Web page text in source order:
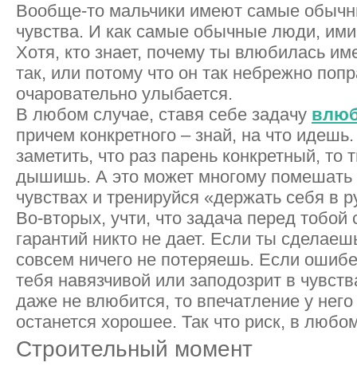
Вообще-то мальчики имеют самые
чувства. И как самые обычные люди, ими
Хотя, кто знает, почему ты влюбилась
так, или потому что он так небрежно
очаровательно улыбается.
В любом случае, ставя себе задачу
причем конкретного – знай, на что
заметить, что раз парень конкретный,
дышишь. А это может многому помешать
чувствах и тренируйся «держать себя в
Во-вторых, учти, что задача перед тобой
гарантий никто не дает. Если ты
совсем ничего не потеряешь. Если
тебя навязчивой или заподозрит в
даже не влюбится, то впечатление у
останется хорошее. Так что риск, в
Строительный момент